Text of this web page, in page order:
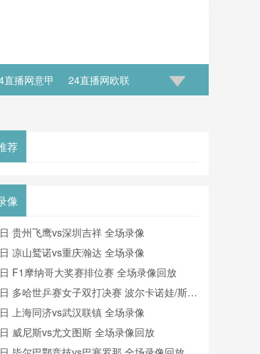
直播网意甲 24直播网欧联
荐
像
贵州飞鹰vs深圳吉祥 全场录像
凉山鹫诺vs重庆瀚达 全场录像
F1摩纳哥大奖赛排位赛 全场录像回放
多哈世乒赛女子双打决赛 波尔卡诺娃/斯佐
曼昱/蒯曼 全场录像回放
上海同济vs武汉联镇 全场录像
威尼斯vs尤文图斯 全场录像回放